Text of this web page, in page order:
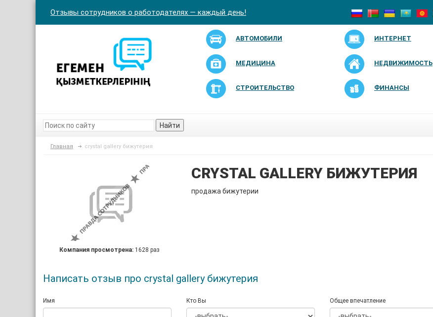
Отзывы сотрудников о работодателях — каждый день!
АВТОМОБИЛИ ИНТЕРНЕТ
МЕДИЦИНА НЕДВИЖИМОСТЬ
СТРОИТЕЛЬСТВО ФИНАНСЫ
Найти
Главная crystal gallery бижутерия
Компания просмотрена: 1628 раз
CRYSTAL GALLERY БИЖУТЕРИЯ
продажа бижутерии
Написать отзыв про crystal gallery бижутерия
Имя Кто Вы Общее впечатление